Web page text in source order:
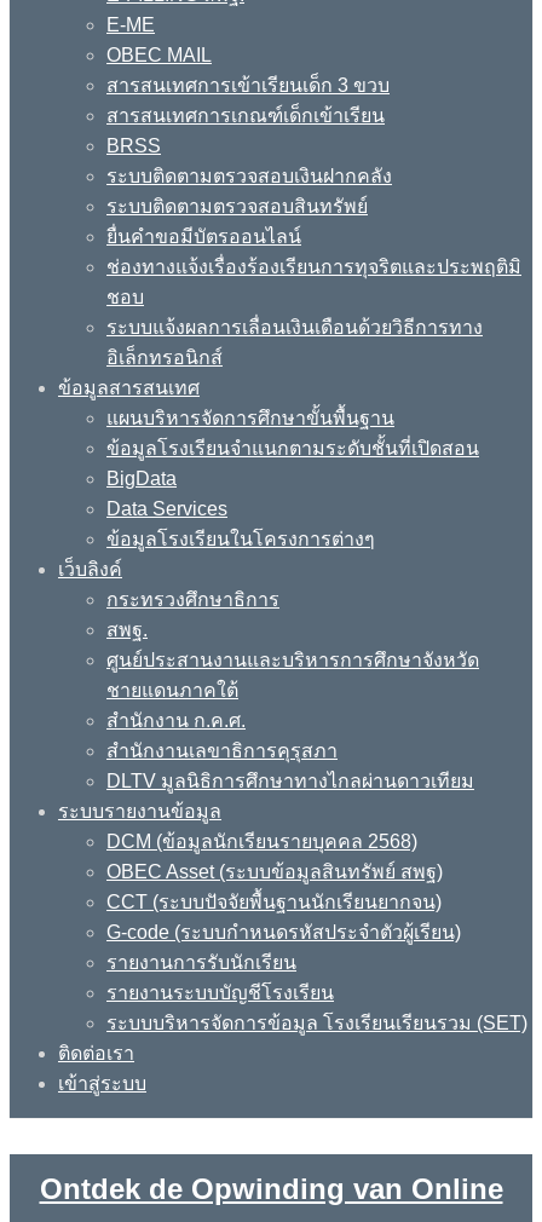
E-ME
OBEC MAIL
สารสนเทศการเข้าเรียนเด็ก 3 ขวบ
สารสนเทศการเกณฑ์เด็กเข้าเรียน
BRSS
ระบบติดตามตรวจสอบเงินฝากคลัง
ระบบติดตามตรวจสอบสินทรัพย์
ยื่นคำขอมีบัตรออนไลน์
ช่องทางแจ้งเรื่องร้องเรียนการทุจริตและประพฤติมิ
ชอบ
ระบบแจ้งผลการเลื่อนเงินเดือนด้วยวิธีการทาง
อิเล็กทรอนิกส์
ข้อมูลสารสนเทศ
แผนบริหารจัดการศึกษาขั้นพื้นฐาน
ข้อมูลโรงเรียนจำแนกตามระดับชั้นที่เปิดสอน
BigData
Data Services
ข้อมูลโรงเรียนในโครงการต่างๆ
เว็บลิงค์
กระทรวงศึกษาธิการ
สพฐ.
ศูนย์ประสานงานและบริหารการศึกษาจังหวัด
ชายแดนภาคใต้
สำนักงาน ก.ค.ศ.
สำนักงานเลขาธิการคุรุสภา
DLTV มูลนิธิการศึกษาทางไกลผ่านดาวเทียม
ระบบรายงานข้อมูล
DCM (ข้อมูลนักเรียนรายบุคคล 2568)
OBEC Asset (ระบบข้อมูลสินทรัพย์ สพฐ)
CCT (ระบบปัจจัยพื้นฐานนักเรียนยากจน)
G-code (ระบบกำหนดรหัสประจำตัวผู้เรียน)
รายงานการรับนักเรียน
รายงานระบบบัญชีโรงเรียน
ระบบบริหารจัดการข้อมูล โรงเรียนเรียนรวม (SET)
ติดต่อเรา
เข้าสู่ระบบ
Ontdek de Opwinding van Online